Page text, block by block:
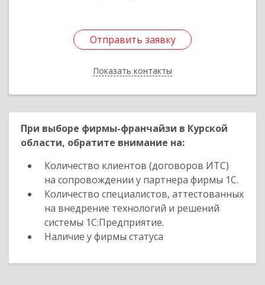
Отправить заявку
Показать контакты
Отправить заявку
Назад
При выборе фирмы-франчайзи в Курской
области, обратите внимание на:
Количество клиентов (договоров ИТС)
на сопровождении у партнера фирмы 1С.
Количество специалистов, аттестованных
на внедрение технологий и решений
системы 1С:Предприятие.
Наличие у фирмы статуса